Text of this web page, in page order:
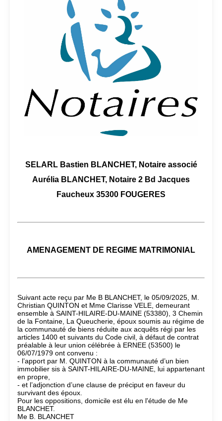
SELARL Bastien BLANCHET, Notaire associé
Aurélia BLANCHET, Notaire 2 Bd Jacques
Faucheux 35300 FOUGERES
AMENAGEMENT DE REGIME MATRIMONIAL
Suivant acte reçu par Me B BLANCHET, le 05/09/2025, M.
Christian QUINTON et Mme Clarisse VELE, demeurant
ensemble à SAINT-HILAIRE-DU-MAINE (53380), 3 Chemin
de la Fontaine, La Queucherie, époux soumis au régime de
la communauté de biens réduite aux acquêts régi par les
articles 1400 et suivants du Code civil, à défaut de contrat
préalable à leur union célébrée à ERNEE (53500) le
06/07/1979 ont convenu :
- l’apport par M. QUINTON à la communauté d’un bien
immobilier sis à SAINT-HILAIRE-DU-MAINE, lui appartenant
en propre,
- et l’adjonction d’une clause de préciput en faveur du
survivant des époux.
Pour les oppositions, domicile est élu en l'étude de Me
BLANCHET.
Me B. BLANCHET